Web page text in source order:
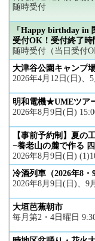
随時受付
「Happy birthday in
受付OK！受付終了時
随時受付（当日受付
大津谷公園キャンプ
2026年4月12日(日)、
明和電機★UMEツア
2026年8月9日(日)
【事前予約制】夏の
−養老山の麓で作る
2026年8月9日(日)
冷酒列車（2026年8・
2026年8月9日(日)、9
大垣芭蕉朝市
毎月第2・4日曜日